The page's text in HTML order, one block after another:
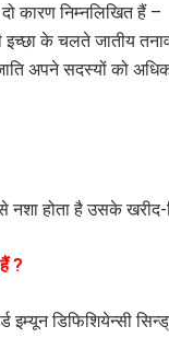
कारण निम्नलिखित हैं –
इच्छा के चलते जातीय
अपने सदस्यों को
होता है उसके खरीद-
?
इम्यून डिफिशियेन्सी